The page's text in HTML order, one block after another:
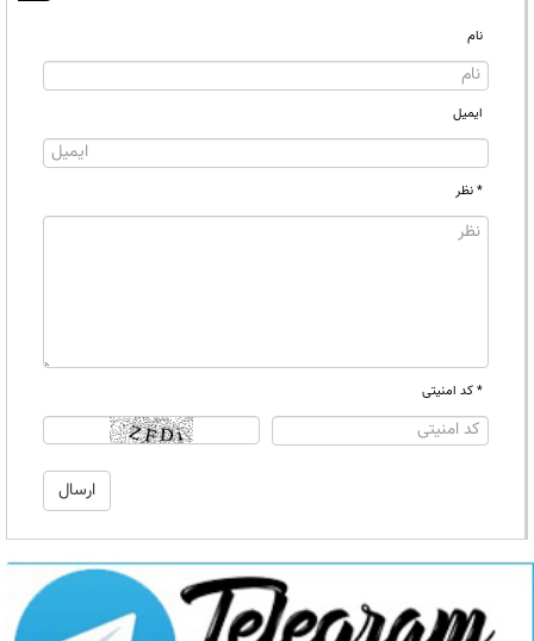
نام
ایمیل
* نظر
* کد امنیتی